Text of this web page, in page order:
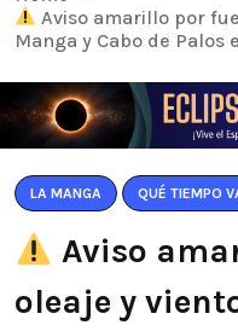
Aviso amarillo por
Manga y Cabo de Palos
LA MANGA QUÉ TIEMPO
Aviso
oleaje y